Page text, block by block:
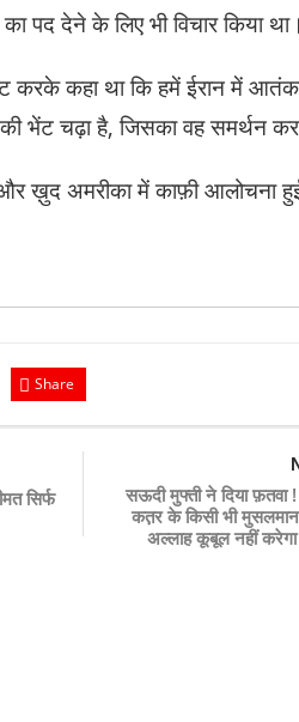
पद देने के लिए भी विचार किया था।
करके कहा था कि हमें ईरान में
भेंट चढ़ा है, जिसका वह समर्थन कर
ख़ुद अमरीका में काफ़ी आलोचना
Share
सिर्फ
सऊदी मुफ्ती ने दिया फ़तवा
कत़र के किसी भी मुसलमान
अल्लाह कूबूल नहीं